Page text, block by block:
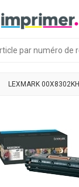
LEXMARK 00X8302KH